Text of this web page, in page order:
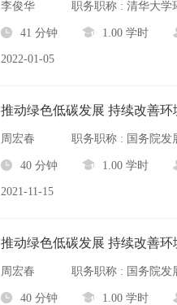
李俊华 职务职称 : 清华大学
41 分钟 1.00 学时
2022-01-05
推动绿色低碳发展 持续改善环
周宏春 职务职称 : 国务院发
40 分钟 1.00 学时
2021-11-15
推动绿色低碳发展 持续改善环
周宏春 职务职称 : 国务院发
40 分钟 1.00 学时